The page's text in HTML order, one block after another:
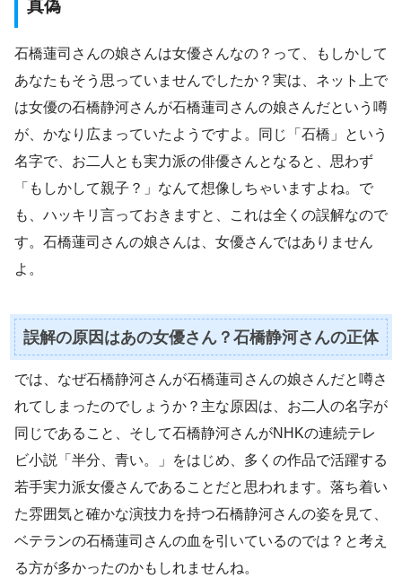
真偽
石橋蓮司さんの娘さんは女優さんなの？って、もしかして
あなたもそう思っていませんでしたか？実は、ネット上で
は女優の石橋静河さんが石橋蓮司さんの娘さんだという噂
が、かなり広まっていたようですよ。同じ「石橋」という
名字で、お二人とも実力派の俳優さんとなると、思わず
「もしかして親子？」なんて想像しちゃいますよね。で
も、ハッキリ言っておきますと、これは全くの誤解なので
す。石橋蓮司さんの娘さんは、女優さんではありません
よ。
誤解の原因はあの女優さん？石橋静河さんの正体
では、なぜ石橋静河さんが石橋蓮司さんの娘さんだと噂さ
れてしまったのでしょうか？主な原因は、お二人の名字が
同じであること、そして石橋静河さんがNHKの連続テレ
ビ小説「半分、青い。」をはじめ、多くの作品で活躍する
若手実力派女優さんであることだと思われます。落ち着い
た雰囲気と確かな演技力を持つ石橋静河さんの姿を見て、
ベテランの石橋蓮司さんの血を引いているのでは？と考え
る方が多かったのかもしれませんね。